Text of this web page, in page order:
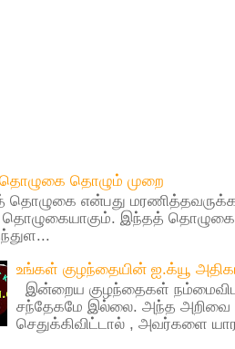
தொழும் முறை
என்பது
தொழுகையாகும். இந்தத்
உங்கள் குழந்தையின் ஐ.க்யூ
இன்றைய குழந்தைகள்
சந்தேகமே இல்லை. அந்த
செதுக்கிவிட்டால் , அவர்களை